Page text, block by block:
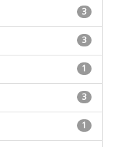
3
3
1
3
1